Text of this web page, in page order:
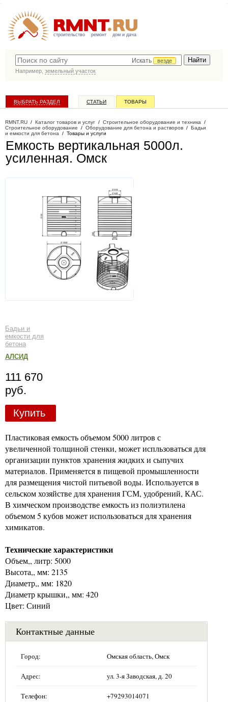
строительство ремонт дом и дача
Искать
везде
Например, земельный участок
ВЫБРАТЬ РАЗДЕЛ СТАТЬИ ТОВАРЫ
RMNT.RU / Каталог товаров и услуг / Строительное оборудование и техника /
Строительное оборудование / Оборудование для бетона и растворов / Бадьи
и емкости для бетона / Товары и услуги
Емкость вертикальная 5000л.
усиленная. Омск
Бадьи и
емкости для
бетона
АЛСИД
111 670
руб.
Купить
Пластиковая емкость объемом 5000 литров с
увеличенной толщиной стенки, может испльзоваться для
организации пунктов хранения жидких и сыпучих
материалов. Применяется в пищевой промышленности
для размещения чистой питьевой воды. Используется в
сельском хозяйстве для хранения ГСМ, удобрений, КАС.
В химческом производстве емкость из полиэтилена
объемом 5 кубов может использоваться для хранения
химикатов.
Технические характеристики
Объем,, литр: 5000
Высота,, мм: 2135
Диаметр,, мм: 1820
Диаметр крышки,, мм: 420
Цвет: Синий
Контактные данные
Город: Омская область, Омск
Адрес: ул. 3-я Заводская, д. 20
Телефон: +79293014071